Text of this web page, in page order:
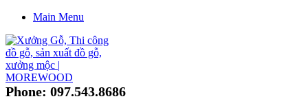
Main Menu
Phone: 097.543.8686